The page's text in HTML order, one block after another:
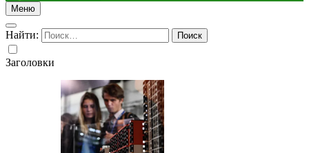
Меню
Найти:
Заголовки